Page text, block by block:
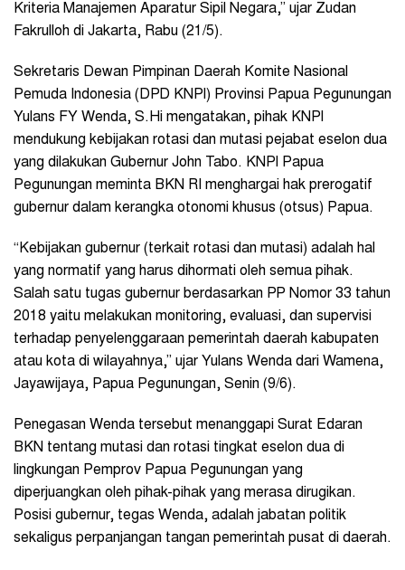
Kriteria Manajemen Aparatur Sipil Negara,” ujar Zudan
Fakrulloh di Jakarta, Rabu (21/5).
Sekretaris Dewan Pimpinan Daerah Komite Nasional
Pemuda Indonesia (DPD KNPI) Provinsi Papua Pegunungan
Yulans FY Wenda, S.Hi mengatakan, pihak KNPI
mendukung kebijakan rotasi dan mutasi pejabat eselon dua
yang dilakukan Gubernur John Tabo. KNPI Papua
Pegunungan meminta BKN RI menghargai hak prerogatif
gubernur dalam kerangka otonomi khusus (otsus) Papua.
“Kebijakan gubernur (terkait rotasi dan mutasi) adalah hal
yang normatif yang harus dihormati oleh semua pihak.
Salah satu tugas gubernur berdasarkan PP Nomor 33 tahun
2018 yaitu melakukan monitoring, evaluasi, dan supervisi
terhadap penyelenggaraan pemerintah daerah kabupaten
atau kota di wilayahnya,” ujar Yulans Wenda dari Wamena,
Jayawijaya, Papua Pegunungan, Senin (9/6).
Penegasan Wenda tersebut menanggapi Surat Edaran
BKN tentang mutasi dan rotasi tingkat eselon dua di
lingkungan Pemprov Papua Pegunungan yang
diperjuangkan oleh pihak-pihak yang merasa dirugikan.
Posisi gubernur, tegas Wenda, adalah jabatan politik
sekaligus perpanjangan tangan pemerintah pusat di daerah.